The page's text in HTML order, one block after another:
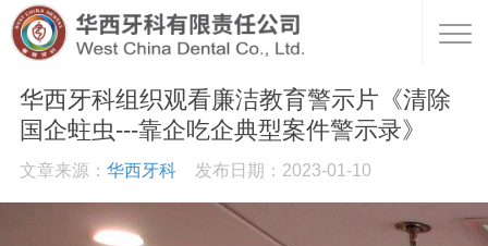
华西牙科组织观看廉洁教育警示片《清除
国企蛀虫---靠企吃企典型案件警示录》
文章来源： 华西牙科 发布日期：2023-01-10